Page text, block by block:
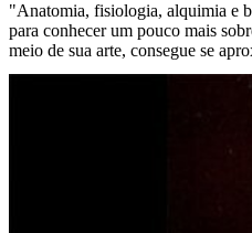
"Anatomia, fisiologia, alquimia e
para conhecer um pouco mais
meio de sua arte, consegue se